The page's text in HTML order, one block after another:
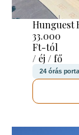
Hunguest
33.000
Ft-tól
/ éj / fő
24 órás